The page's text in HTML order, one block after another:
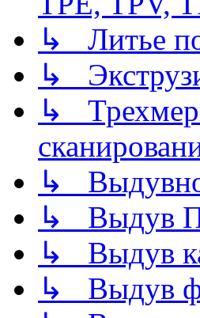
↳ Литье
↳
↳
↳
↳ Выдув
↳ Выдув
↳ Выдув